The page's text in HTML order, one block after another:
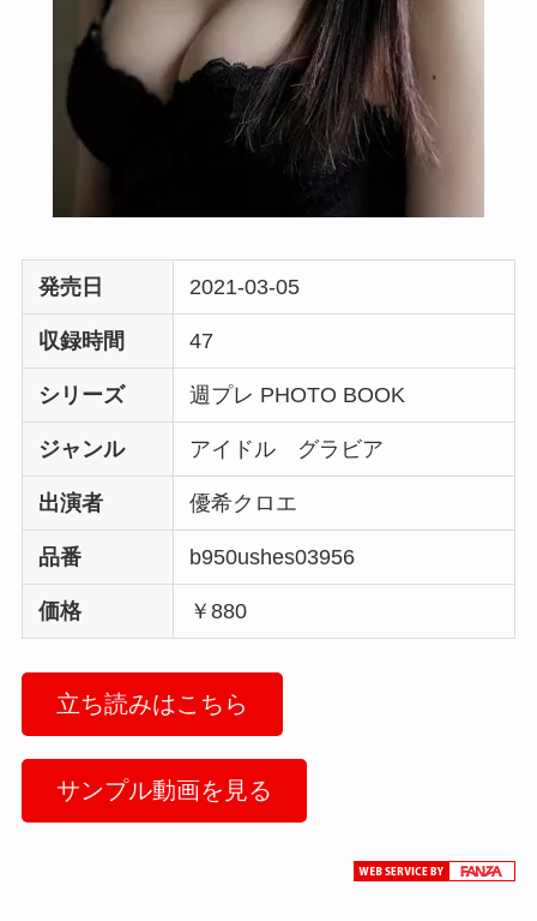
発売日 2021-03-05
収録時間 47
シリーズ 週プレ PHOTO BOOK
ジャンル アイドル グラビア
出演者 優希クロエ
品番 b950ushes03956
価格 ￥880
立ち読みはこちら
サンプル動画を見る